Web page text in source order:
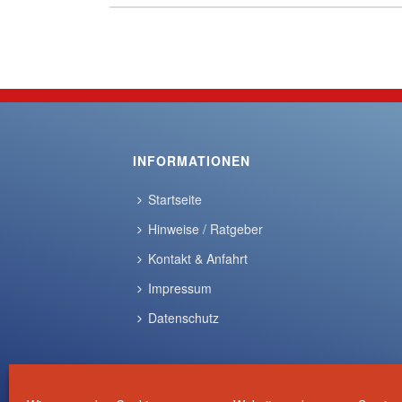
INFORMATIONEN
Startseite
Hinweise / Ratgeber
Kontakt & Anfahrt
Impressum
Datenschutz